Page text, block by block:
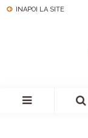
INAPOI LA SITE